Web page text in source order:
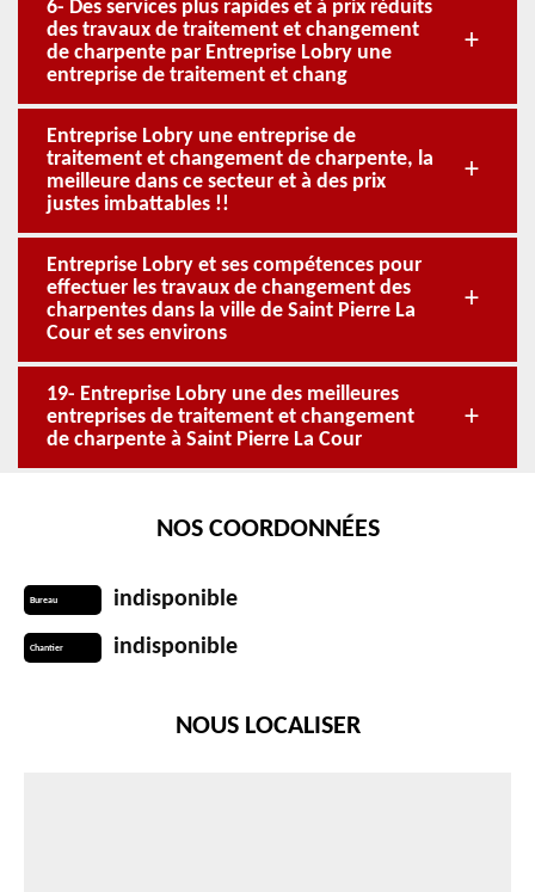
6- Des services plus rapides et à prix réduits
des travaux de traitement et changement
de charpente par Entreprise Lobry une
entreprise de traitement et chang
Entreprise Lobry une entreprise de
traitement et changement de charpente, la
meilleure dans ce secteur et à des prix
justes imbattables !!
Entreprise Lobry et ses compétences pour
effectuer les travaux de changement des
charpentes dans la ville de Saint Pierre La
Cour et ses environs
19- Entreprise Lobry une des meilleures
entreprises de traitement et changement
de charpente à Saint Pierre La Cour
NOS COORDONNÉES
Bureau indisponible
Chantier indisponible
NOUS LOCALISER